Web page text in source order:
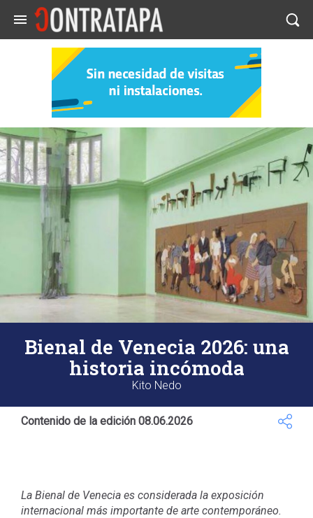
Bienal de Venecia 2026: una
historia incómoda
Kito Nedo
Contenido de la edición 08.06.2026
La Bienal de Venecia es considerada la exposición
internacional más importante de arte contemporáneo.